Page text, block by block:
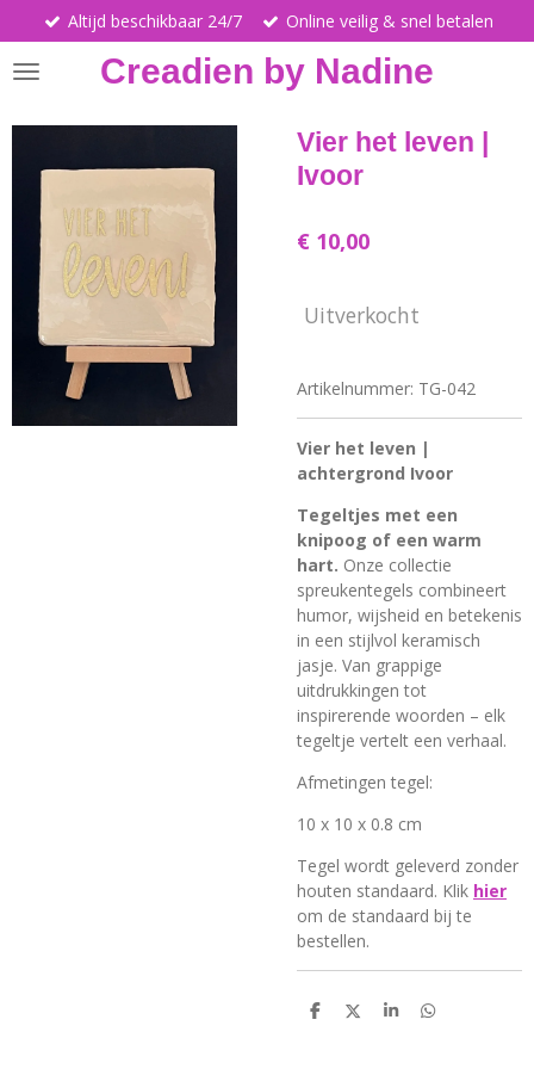
direct
naar
hoofdinhoud
Creadien by Nadine
Altijd beschikbaar 24/7 Online veilig & snel betalen
Vier het leven |
Ivoor
€ 10,00
Uitverkocht
Artikelnummer: TG-042
Vier het leven |
achtergrond Ivoor
Tegeltjes met een
knipoog of een warm
hart. Onze collectie
spreukentegels combineert
humor, wijsheid en betekenis
in een stijlvol keramisch
jasje. Van grappige
uitdrukkingen tot
inspirerende woorden – elk
tegeltje vertelt een verhaal.
Afmetingen tegel:
10 x 10 x 0.8 cm
Tegel wordt geleverd zonder
houten standaard. Klik hier
om de standaard bij te
bestellen.
D
D
S
D